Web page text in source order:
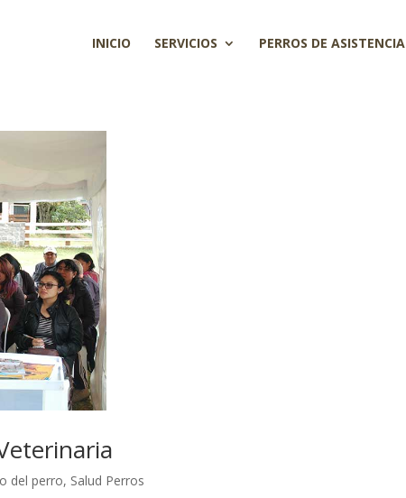
INICIO SERVICIOS PERROS DE ASISTENCIA
del perro, Salud Perros